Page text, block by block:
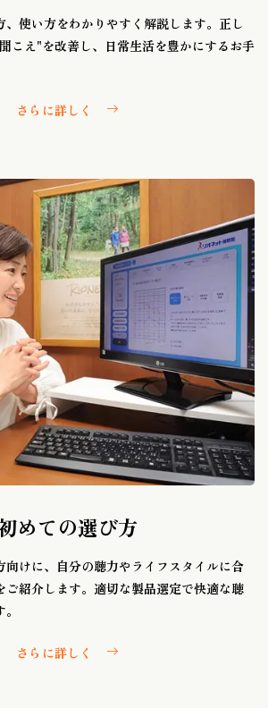
使い方をわかりやすく解説します。正し
こえ"を改善し、日常生活を豊かにするお手
さらに詳しく
めての選び方
向けに、自分の聴力やライフスタイルに合
ご紹介します。適切な製品選定で快適な聴
さらに詳しく